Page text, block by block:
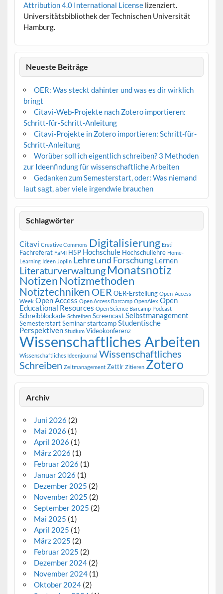
Attribution 4.0 International Licenselizenziert.
Universitätsbibliothek der Technischen Universität
Hamburg.
Neueste Beiträge
OER: Was steckt dahinter und was es dir wirklich
bringt
Citavi-Web-Projekte nach Zotero importieren:
Schritt-für-Schritt-Anleitung
Citavi-Projekte in Zotero importieren: Schritt-für-
Schritt-Anleitung
Worüber soll ich eigentlich schreiben? 3 Methoden
zur Ideenfindung für wissenschaftliche Arbeiten
Gedanken zum Semesterstart, oder: Was niemand
laut sagt, aber viele irgendwie brauchen
Schlagwörter
Citavi Creative Commons Digitalisierung Ersti
Fachreferat FaMI H5P Hochschule Hochschullehre Home-
Learning Ideen Joplin Lehre und Forschung Lernen
Literaturverwaltung Monatsnotiz
Notizen Notizmethoden
Notiztechniken OER OER-Erstellung Open-Access-
Week Open Access Open Access Barcamp OpenAlex Open
Educational Resources Open Science Barcamp Podcast
Schreibblockade Schreiben ScreencastSelbstmanagement
SemesterstartSeminarstartcampStudentische
Perspektiven Studium Videokonferenz
Wissenschaftliches Arbeiten
Wissenschaftliches Ideenjournal Wissenschaftliches
Schreiben Zeitmanagement Zettlr Zitieren Zotero
Archiv
Juni 2026 (2)
Mai 2026 (1)
April 2026 (1)
März 2026 (1)
Februar 2026 (1)
Januar 2026 (1)
Dezember 2025 (2)
November 2025 (2)
September 2025 (2)
Mai 2025 (1)
April 2025 (1)
März 2025 (2)
Februar 2025 (2)
Dezember 2024(2)
November 2024(1)
Oktober 2024(2)